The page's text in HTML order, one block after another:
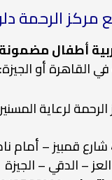
مركز الرحمة
أطفال
القاهرة أو الجيزة:
لرعاية
45 شارع قمبيز – أمام
– الدقي – الجيزة